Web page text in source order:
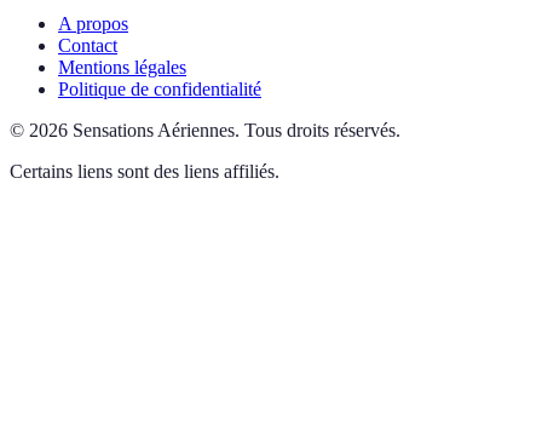
A propos
Contact
Mentions légales
Politique de confidentialité
© 2026 Sensations Aériennes. Tous droits réservés.
Certains liens sont des liens affiliés.